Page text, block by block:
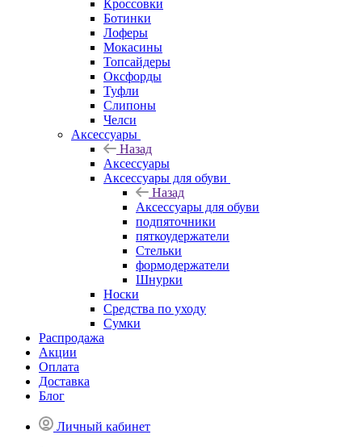
Кроссовки
Ботинки
Лоферы
Мокасины
Топсайдеры
Оксфорды
Туфли
Слипоны
Челси
Аксессуары
Назад
Аксессуары
Аксессуары для обуви
Назад
Аксессуары для обуви
подпяточники
пяткоудержатели
Стельки
формодержатели
Шнурки
Носки
Средства по уходу
Сумки
Распродажа
Акции
Оплата
Доставка
Блог
Личный кабинет